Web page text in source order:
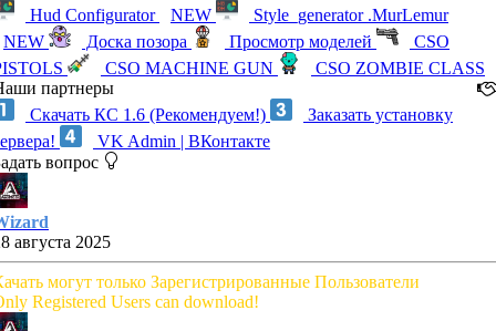
Hud Configurator
NEW
Style_generator .MurLemur
NEW
Доска позора Просмотр моделей
CSO
CSO MACHINE GUN
CSO ZOMBIE CLASS
партнеры
Скачать КС 1.6 (Рекомендуем!)
Заказать установку
VK Admin | ВКонтакте
вопрос
августа 2025
могут только Зарегистрированные Пользователи
Registered Users can download!